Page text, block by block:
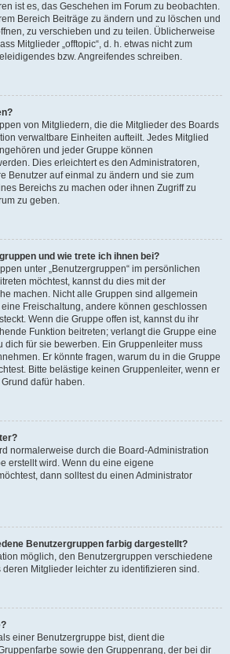
ist es, das Geschehen im Forum zu beobachten.
Bereich Beiträge zu ändern und zu löschen und
zu verschieben und zu teilen. Üblicherweise
Mitglieder „offtopic“, d. h. etwas nicht zum
bzw. Angreifendes schreiben.
von Mitgliedern, die die Mitglieder des Boards
verwaltbare Einheiten aufteilt. Jedes Mitglied
und jeder Gruppe können
Dies erleichtert es den Administratoren,
Benutzer auf einmal zu ändern und sie zum
Bereichs zu machen oder ihnen Zugriff zu
zu geben.
und wie trete ich ihnen bei?
unter „Benutzergruppen“ im persönlichen
möchtest, kannst du dies mit der
machen. Nicht alle Gruppen sind allgemein
Freischaltung, andere können geschlossen
Wenn die Gruppe offen ist, kannst du ihr
Funktion beitreten; verlangt die Gruppe eine
dich für sie bewerben. Ein Gruppenleiter muss
Er könnte fragen, warum du in die Gruppe
Bitte belästige keinen Gruppenleiter, wenn er
dafür haben.
normalerweise durch die Board-Administration
erstellt wird. Wenn du eine eigene
dann solltest du einen Administrator
Benutzergruppen farbig dargestellt?
möglich, den Benutzergruppen verschiedene
deren Mitglieder leichter zu identifizieren sind.
einer Benutzergruppe bist, dient die
sowie den Gruppenrang, der bei dir